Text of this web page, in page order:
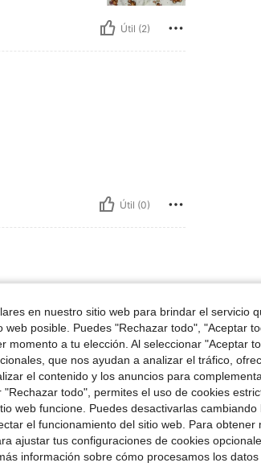
Útil (2)
Útil (0)
Útil (0)
en nuestro sitio web para brindar el servicio
posible. Puedes "Rechazar todo", "Aceptar
momento a tu elección. Al seleccionar "Aceptar
que nos ayudan a analizar el tráfico,
el contenido y los anuncios para
todo", permites el uso de cookies
web funcione. Puedes desactivarlas cambiando
el funcionamiento del sitio web. Para obtener
ajustar tus configuraciones de cookies
información sobre cómo procesamos los datos